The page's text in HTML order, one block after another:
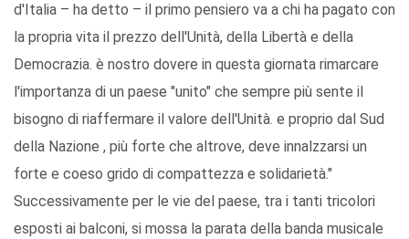
d'Italia – ha detto – il primo pensiero va a chi ha pagato con
la propria vita il prezzo dell'Unità, della Libertà e della
Democrazia. è nostro dovere in questa giornata rimarcare
l'importanza di un paese "unito" che sempre più sente il
bisogno di riaffermare il valore dell'Unità. e proprio dal Sud
della Nazione , più forte che altrove, deve innalzzarsi un
forte e coeso grido di compattezza e solidarietà."
Successivamente per le vie del paese, tra i tanti tricolori
esposti ai balconi, si mossa la parata della banda musicale